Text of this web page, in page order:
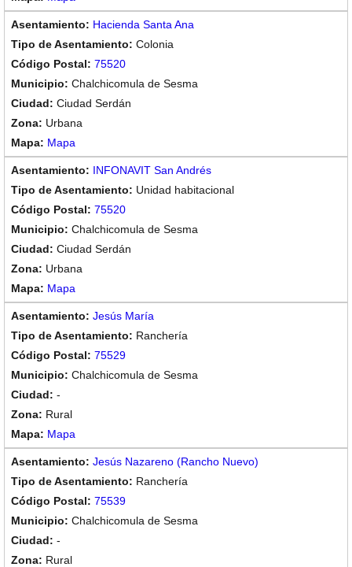
Hacienda Santa Ana
Colonia
75520
Chalchicomula de Sesma
Ciudad Serdán
Urbana
Mapa
INFONAVIT San Andrés
Unidad habitacional
75520
Chalchicomula de Sesma
Ciudad Serdán
Urbana
Mapa
Jesús María
Ranchería
75529
Chalchicomula de Sesma
-
Rural
Mapa
Jesús Nazareno (Rancho Nuevo)
Ranchería
75539
Chalchicomula de Sesma
-
Rural